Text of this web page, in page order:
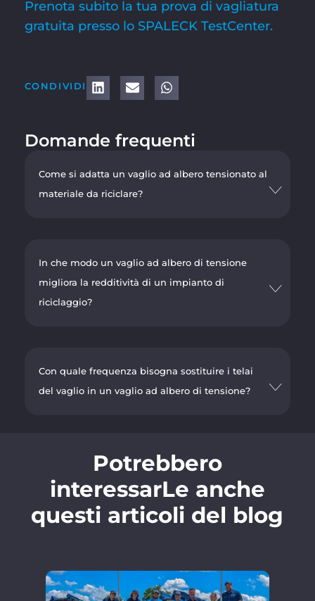
Prenota subito la tua prova di vagliatura
gratuita presso lo SPALECK TestCenter.
CONDIVIDI
Domande frequenti
Come si adatta un vaglio ad albero tensionato al
materiale da riciclare?
In che modo un vaglio ad albero di tensione
migliora la redditività di un impianto di
riciclaggio?
Con quale frequenza bisogna sostituire i telai
del vaglio in un vaglio ad albero di tensione?
Potrebbero
interessarLe anche
questi articoli del blog